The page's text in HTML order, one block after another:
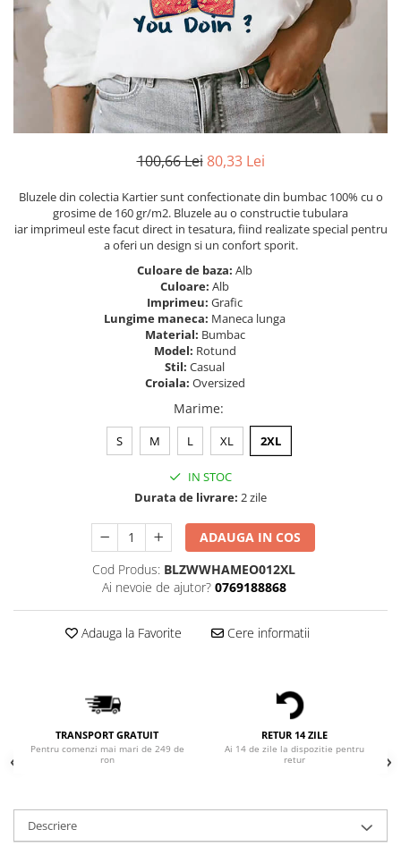
Tricouri Lips
Tricouri Love
Tricouri Mom
Tricouri Moon
Tricouri Paris
Tricouri Petrecerea Burlacitelor
Tricouri Pisici
Tricouri Retro
Tricouri Tattoo
Tricouri Valentine's Day
Bluze Japanese
Bluze Lips
Bluze Pisici
Bluze Primavara
Bluze X-mas
Hanorace Unisex
Tricouri Japoneze
Tricouri Samurai
Tricouri Skull
Tricouri Sport
Tricouri Tattoo
Tricouri Oversize
Rap/Hip-Hop
Religious
100,66 Lei 80,33 Lei
Bluzele din colectia Kartier sunt confectionate din bumbac 100% cu o
grosime de 160 gr/m2. Bluzele au o constructie tubulara
iar imprimeul este facut direct in tesatura, fiind realizate special pentru
a oferi un design si un confort sporit.
Culoare de baza: Alb
Culoare: Alb
Imprimeu: Grafic
Lungime maneca: Maneca lunga
Material: Bumbac
Model: Rotund
Stil: Casual
Croiala: Oversized
Marime:
S M L XL 2XL
IN STOC
Durata de livrare: 2 zile
ADAUGA IN COS
Cod Produs: BLZWWHAMEO012XL
Ai nevoie de ajutor? 0769188868
Adauga la Favorite Cere informatii
TRANSPORT GRATUIT
Pentru comenzi mai mari de 249 de
ron
RETUR 14 ZILE
Ai 14 de zile la dispozitie pentru
retur
Descriere